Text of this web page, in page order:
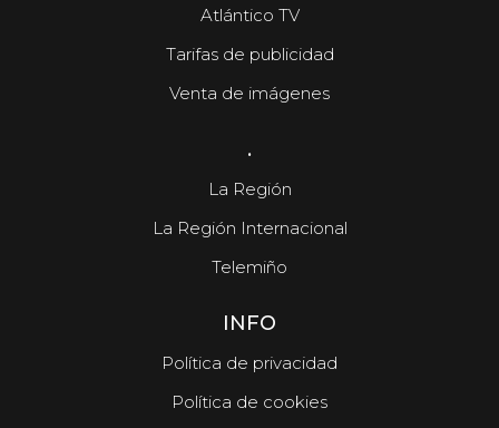
Atlántico TV
Tarifas de publicidad
Venta de imágenes
.
La Región
La Región Internacional
Telemiño
INFO
Política de privacidad
Política de cookies